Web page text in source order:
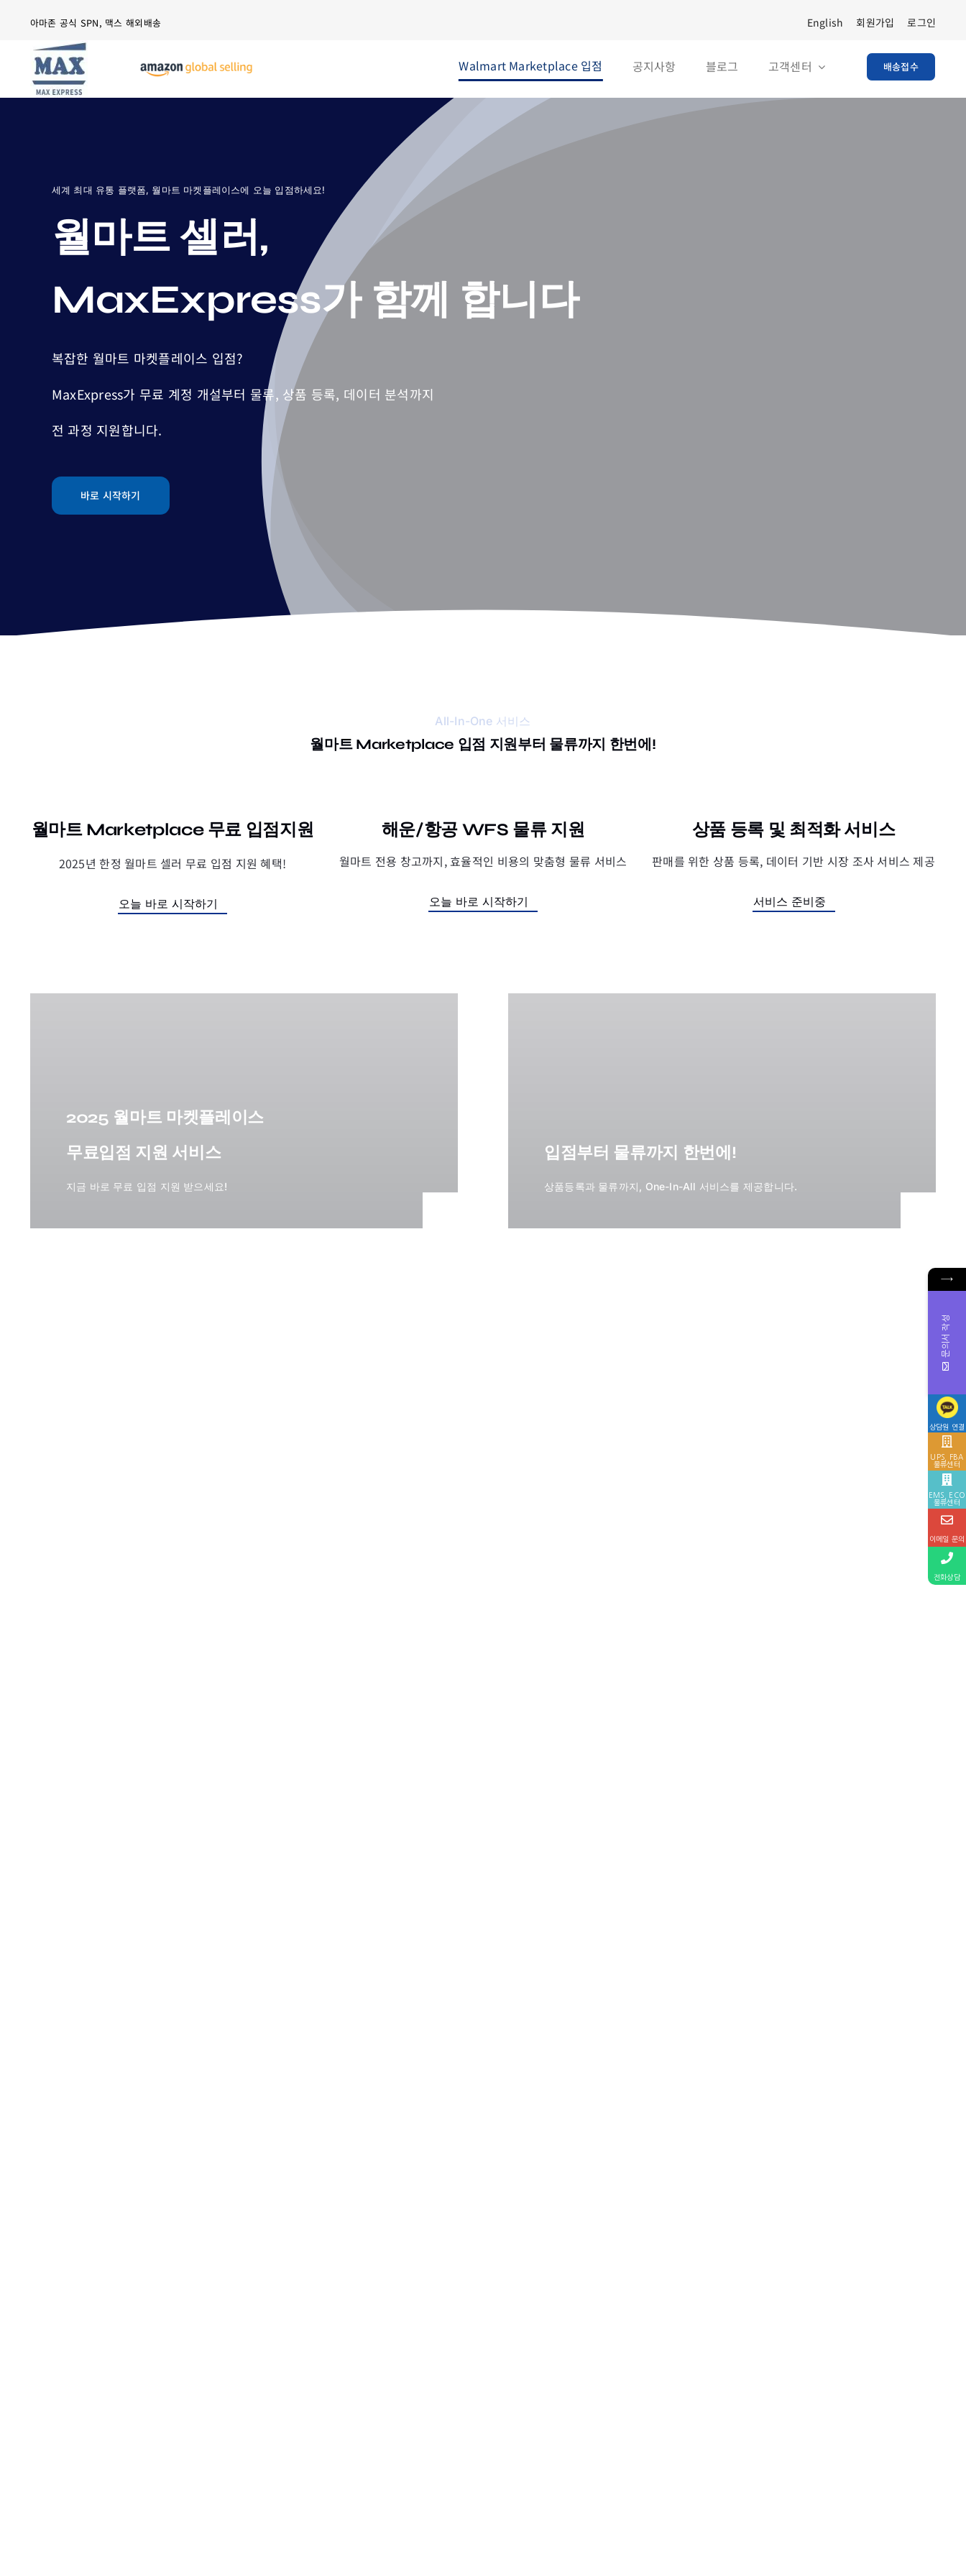
content
아마존 공식 SPN, 맥스 해외배송 English 회원가입 로그인
Walmart Marketplace 입점 공지사항 블로그 고객센터 배송접수
세계 최대 유통 플랫폼, 월마트 마켓플레이스에 오늘 입점하세요!
월마트 셀러,
MaxExpress가 함께 합니다
복잡한 월마트 마켓플레이스 입점?
MaxExpress가 무료 계정 개설부터 물류, 상품 등록, 데이터 분석까지
전 과정 지원합니다.
바로 시작하기
All-In-One 서비스
월마트 Marketplace 입점 지원부터 물류까지 한번에!
월마트 Marketplace 무료 입점지원
2025년 한정 월마트 셀러 무료 입점 지원 혜택!
오늘 바로 시작하기
해운/항공 WFS 물류 지원
월마트 전용 창고까지, 효율적인 비용의 맞춤형 물류 서비스
오늘 바로 시작하기
상품 등록 및 최적화 서비스
판매를 위한 상품 등록, 데이터 기반 시장 조사 서비스 제공
서비스 준비중
2025 월마트 마켓플레이스
무료입점 지원 서비스
지금 바로 무료 입점 지원 받으세요!
입점부터 물류까지 한번에!
상품등록과 물류까지, One-In-All 서비스를 제공합니다.
→
문의서 작성
상담원 연결
UPS, FBA
물류센터
EMS, ECO
물류센터
이메일 문의
전화상담